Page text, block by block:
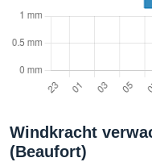
Windkracht
(Beaufort)